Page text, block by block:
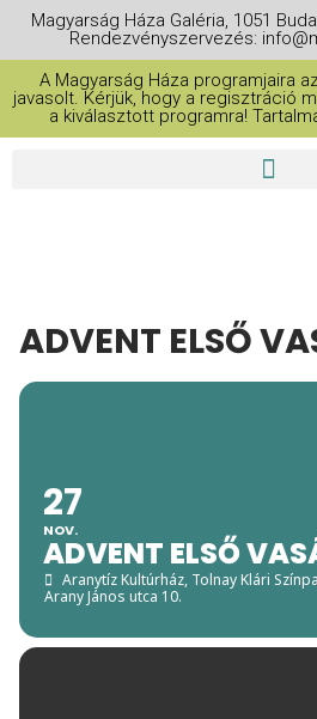
Magyarság Háza Galéria, 1051
Rendezvényszervezés:
A Magyarság Háza programjaira
javasolt. Kérjük, hogy a regisztráció
a kiválasztott programra!
ADVENT ELSŐ
27
NOV.
ADVENT ELSŐ
Aranytíz Kultúrház, Tolnay Klári
Arany János utca 10.